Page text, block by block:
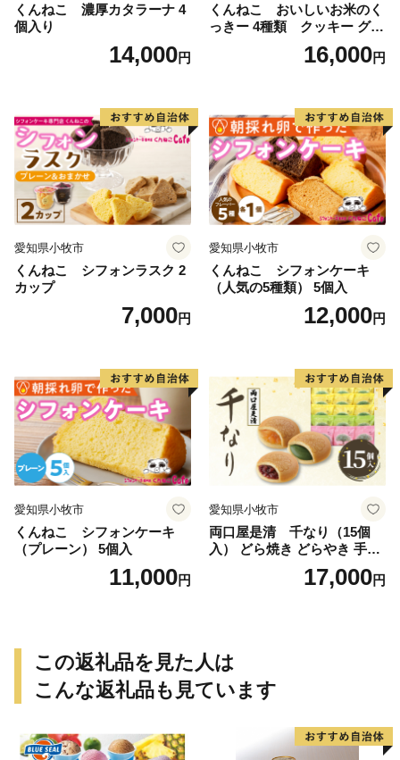
くんねこ 濃厚カタラーナ 4
個入り
14,000円
くんねこ おいしいお米のく
っきー 4種類 クッキー グル
16,000円
愛知県小牧市
くんねこ シフォンラスク 2
カップ
7,000円
愛知県小牧市
くんねこ シフォンケーキ
（人気の5種類） 5個入
12,000円
愛知県小牧市
くんねこ シフォンケーキ
（プレーン） 5個入
11,000円
愛知県小牧市
両口屋是清 千なり（15個
入） どら焼き どらやき 手土
産 お土産 土産 丹波大納言小
豆 抹茶 林檎 りんご 慶事 お
17,000円
この返礼品を見た人は
こんな返礼品も見ています